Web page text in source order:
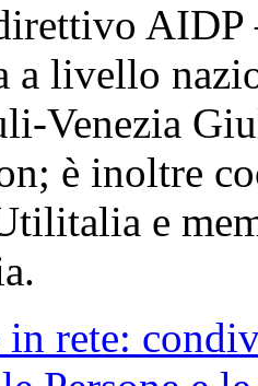
a livello
Venezia
è inoltre
e
in rete: